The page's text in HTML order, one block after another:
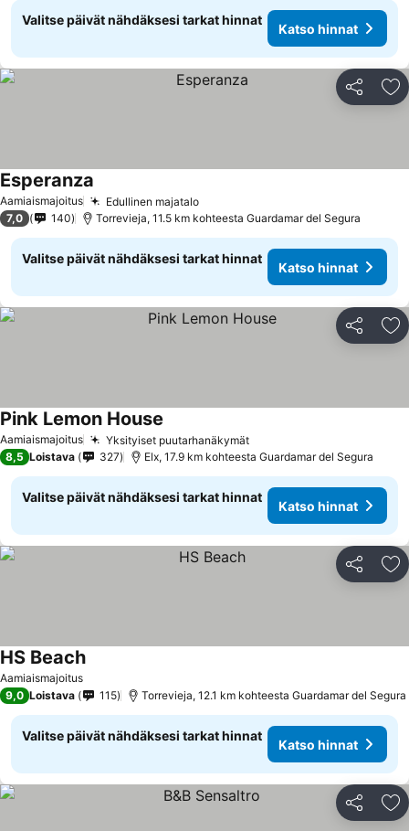
Valitse päivät nähdäksesi tarkat hinnat
Katso hinnat
Jaa
Aamiaismajoitus Edullinen majatalo
Esperanza
7,0 140 Torrevieja, 11.5 km kohteesta Guardamar del Segura
Valitse päivät nähdäksesi tarkat hinnat
Katso hinnat
Jaa
Aamiaismajoitus Yksityiset puutarhanäkymät
Pink Lemon House
8,5 Loistava 327 Elx, 17.9 km kohteesta Guardamar del Segura
Valitse päivät nähdäksesi tarkat hinnat
Katso hinnat
Jaa
Aamiaismajoitus
HS Beach
9,0 Loistava 115 Torrevieja, 12.1 km kohteesta Guardamar del Segura
Valitse päivät nähdäksesi tarkat hinnat
Katso hinnat
Jaa